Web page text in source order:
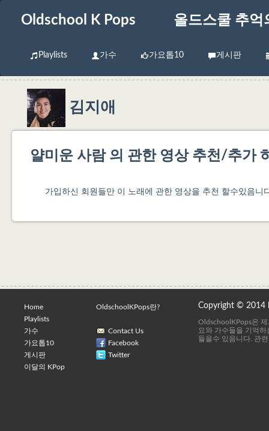
Oldschool K Pops 올드스쿨 추억
Playlists 가수 가요톱10 게시판
김지애
얄미운 사람 의 관한 영상 추천/추가
가입하신 회원들만 이 노래에 관한 영상을 추천 할수있음니
Home
Playlists
가수
가요톱10
게시판
이달의 KPop
OldschoolKPops란?
Contact Us
Facebook
Twitter
Copyright © 2014
OldschoolKPops은
요와 가수들을 기억
들을수 있음니다. 관